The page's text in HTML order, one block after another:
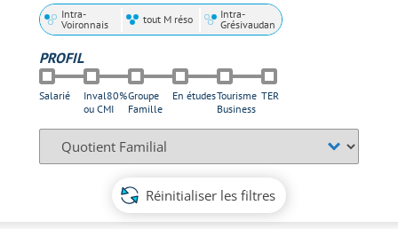
ZONEIntra-
Voironnais
tout M réso
Intra-
Grésivaudan
PROFIL
Salarié
Inval80%
ou CMI
Groupe
Famille
En étudesTourisme
Business
TER